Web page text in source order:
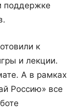
поддержке
к
и лекции.
А в рамках
Россию» все